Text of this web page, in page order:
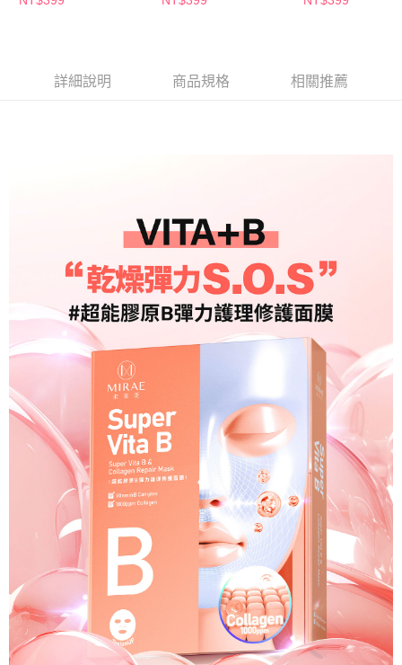
https://aftee.tw/terms/#terms3
每筆NT$65，滿NT$490(含以上)免運費
詳細說明 商品規格 相關推薦